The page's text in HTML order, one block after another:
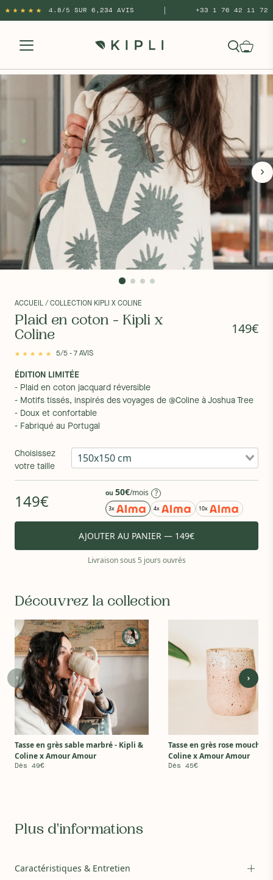
4.8/5 SUR 6,234 AVIS +33 1 76 42 11 72
ACCUEIL / COLLECTION KIPLI X COLINE
Plaid en coton - Kipli x
Coline
149€
5/5 - 7 AVIS
ÉDITION LIMITÉE
- Plaid en coton jacquard réversible
- Motifs tissés, inspirés des voyages de @Coline à Joshua Tree
- Doux et confortable
- Fabriqué au Portugal
Choisissez
votre taille
150x150 cm
149€ ou50€/mois ?
3x 4x 10x
AJOUTER AU PANIER — 149€
Livraison sous 5 jours ouvrés
Découvrez la collection
Tasse en grès sable marbré - Kipli &
Coline x Amour Amour
Dès 49€
Tasse en grès rose
Coline x Amour Amour
Dès 45€
Plus d'informations
Aucun traitement nocif, pas de fibres synthétiques
Caractéristiques & Entretien